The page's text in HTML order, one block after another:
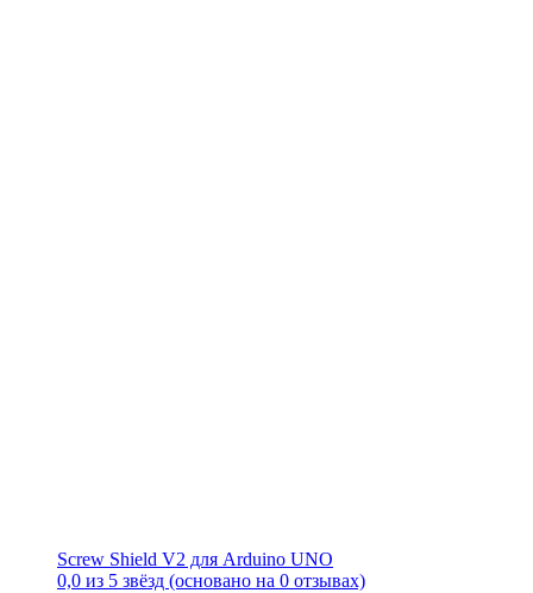
Screw Shield V2 для Arduino UNO
0,0 из 5 звёзд (основано на 0 отзывах)